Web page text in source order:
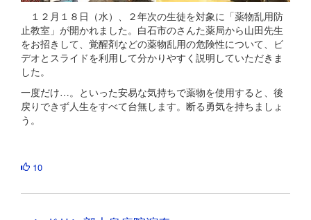
１２月１８日（水）、２年次の生徒を対象に「薬物乱用防
止教室」が開かれました。白石市のさんた薬局から山田先生
をお招きして、覚醒剤などの薬物乱用の危険性について、ビ
デオとスライドを利用して分かりやすく説明していただきま
した。
一度だけ…。といった安易な気持ちで薬物を使用すると、後
戻りできず人生をすべて台無します。断る勇気を持ちましょ
う。
10